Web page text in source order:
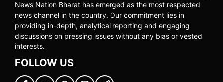
News Nation Bharat has emerged as the most respected
news channel in the country. Our commitment lies in
providing in-depth, analytical reporting and engaging
discussions on pressing issues without any bias or vested
interests.
FOLLOW US